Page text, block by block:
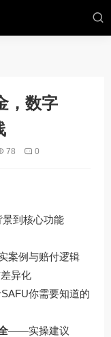
，数字
78 0
到核心功能
例与赔付逻辑
异化
你需要知道的
——实操建议